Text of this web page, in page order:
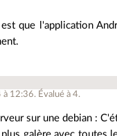
que l'application
à 12:36. Évalué à4.
sur une debian :